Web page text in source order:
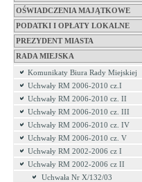
OŚWIADCZENIA MAJĄTKOWE
PODATKI I OPŁATY LOKALNE
PREZYDENT MIASTA
RADA MIEJSKA
Komunikaty Biura Rady Miejskiej
Uchwały RM 2006-2010 cz.I
Uchwały RM 2006-2010 cz. II
Uchwały RM 2006-2010 cz. III
Uchwały RM 2006-2010 cz. IV
Uchwały RM 2006-2010 cz. V
Uchwały RM 2002-2006 cz I
Uchwały RM 2002-2006 cz II
Uchwała Nr X/132/03